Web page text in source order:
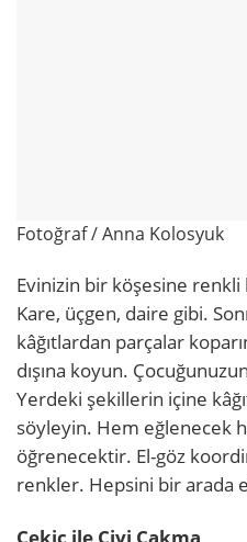
Fotoğraf / Anna Kolosyuk
Evinizin bir köşesine
Kare, üçgen, daire gibi.
kâğıtlardan parçalar
dışına koyun.
Yerdeki şekillerin içine
söyleyin. Hem eğlenecek
öğrenecektir. El-göz
renkler. Hepsini bir arada
Çekiç ile Çivi Çakma